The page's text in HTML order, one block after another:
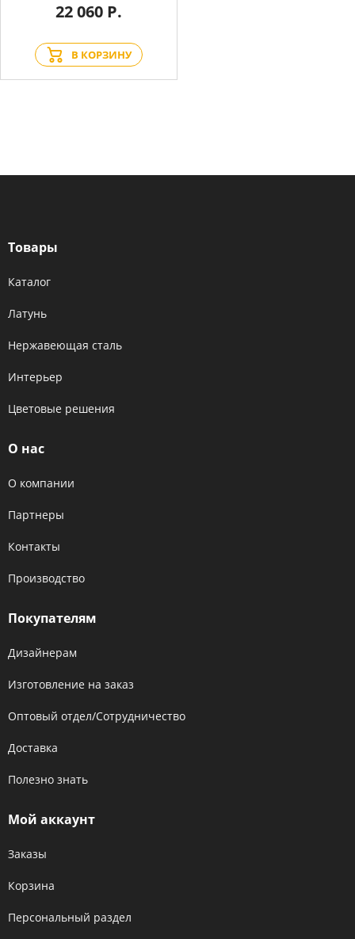
22 060 Р.
В КОРЗИНУ
Товары
Каталог
Латунь
Нержавеющая сталь
Интерьер
Цветовые решения
О нас
О компании
Партнеры
Контакты
Производство
Покупателям
Дизайнерам
Изготовление на заказ
Оптовый отдел/Сотрудничество
Доставка
Полезно знать
Мой аккаунт
Заказы
Корзина
Персональный раздел